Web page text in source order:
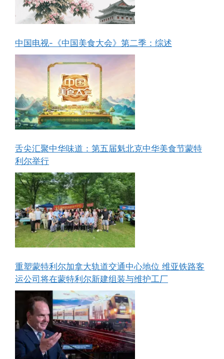
中国电视-《中国美食大会》第二季：综述
舌尖汇聚中华味道：第五届魁北克中华美食节蒙特
利尔举行
重塑蒙特利尔加拿大轨道交通中心地位 维亚铁路客
运公司将在蒙特利尔新建组装与维护工厂